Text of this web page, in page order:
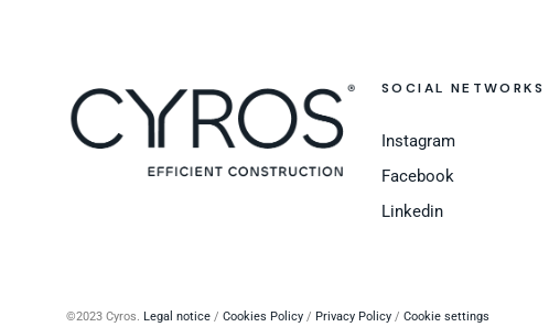
SOCIAL NETWORKS
Instagram
Facebook
Linkedin
©2023 Cyros. Legal notice / Cookies Policy / Privacy Policy / Cookie settings